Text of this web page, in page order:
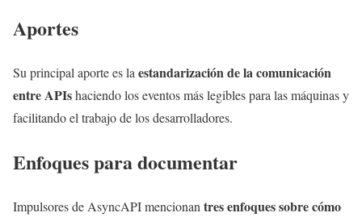
Aportes
Su principal aporte es laestandarización de la comunicación
entre APIshaciendo los eventos más legibles para las máquinas y
facilitando el trabajo de los desarrolladores.
Enfoques para documentar
Impulsores de AsyncAPI mencionan tres enfoques sobre cómo